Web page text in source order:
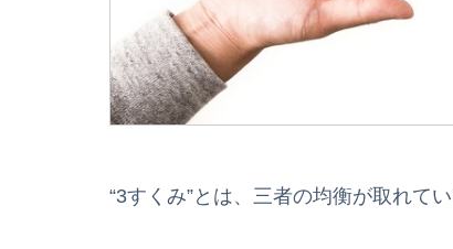
“3すくみ”とは、三者の均衡が取れてい